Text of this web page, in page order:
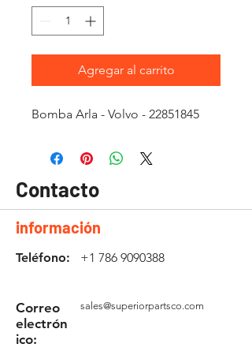
Agregar al carrito
Bomba Arla - Volvo - 22851845
Contacto
información
Teléfono: +1 786 9090388
Correo
electrón
ico:
sales@superiorpartsco.com